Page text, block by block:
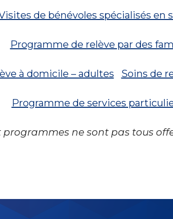
de bénévoles spécialisés en
Programme de relève par des
à domicile – adultes Soins de
Programme de services
programmes ne sont pas tous